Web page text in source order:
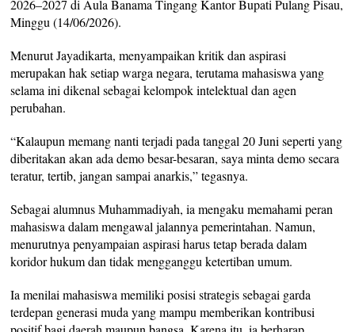
2026–2027 di Aula Banama Tingang Kantor Bupati Pulang Pisau,
Minggu (14/06/2026).
Menurut Jayadikarta, menyampaikan kritik dan aspirasi
merupakan hak setiap warga negara, terutama mahasiswa yang
selama ini dikenal sebagai kelompok intelektual dan agen
perubahan.
“Kalaupun memang nanti terjadi pada tanggal 20 Juni seperti yang
diberitakan akan ada demo besar-besaran, saya minta demo secara
teratur, tertib, jangan sampai anarkis,” tegasnya.
Sebagai alumnus Muhammadiyah, ia mengaku memahami peran
mahasiswa dalam mengawal jalannya pemerintahan. Namun,
menurutnya penyampaian aspirasi harus tetap berada dalam
koridor hukum dan tidak mengganggu ketertiban umum.
Ia menilai mahasiswa memiliki posisi strategis sebagai garda
terdepan generasi muda yang mampu memberikan kontribusi